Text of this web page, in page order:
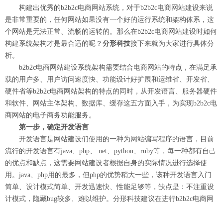
构建出优秀的b2b2c电商网站系统，对于b2b2c电商网站建设来说
是非常重要的，任何网站如果没有一个好的运行系统和架构体系，这
个网站是无法正常、流畅的运转的。那么在b2b2c电商网站建设时如何
构建系统架构才是最合适的呢？ 分形科技接下来就为大家进行具体分
析。
b2b2c电商网站建设系统架构需要结合电商网站的特点，在满足承
载的用户多、用户访问速度快、功能设计好扩展和运维省、开发省、
硬件省等b2b2c电商网站架构的特点的同时，从开发语言、服务器硬件
和软件、网站主体架构、数据库、缓存这五方面入手，为实现b2b2c电
商网站的电子商务功能服务。
第一步，确定开发语言
开发语言是网站建设们使用的一种为网站编写程序的语言，目前
流行的开发语言有java、php、.net、python、ruby等，每一种都有自己
的优点和缺点，这需要网站建设者根据自身的实际情况进行选择使
用。java、php用的最多，但php的优势稍大一些，该种开发语言入门
简单、设计模式简单、开发迅速快、性能足够等，缺点是：不注重设
计模式，隐藏bug较多、难以维护。分形科技建议在进行b2b2c电商网